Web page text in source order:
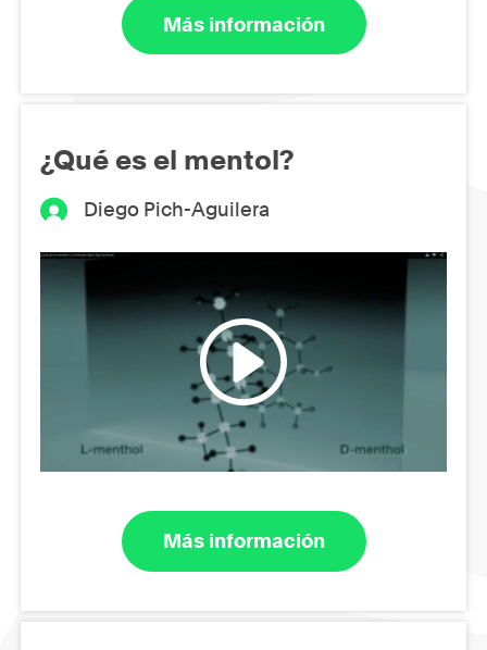
Más información
¿Qué es el mentol?
Diego Pich-Aguilera
Más información